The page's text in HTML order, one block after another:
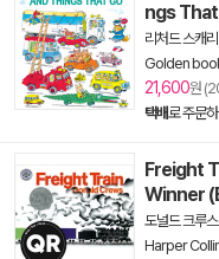
ngs
리처드 스캐리
Golden
21,600원
택배로 주문
Freight
Winner
도널드 크루스
Harper